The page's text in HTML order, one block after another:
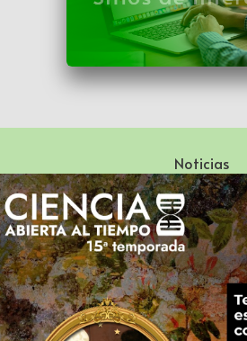
Noticias
Especialización en Literatura